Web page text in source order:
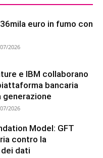
euro in fumo con
2026
e IBM collaborano
bancaria
generazione
2026
Model: GFT
contro la
dati